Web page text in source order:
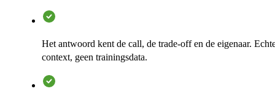
Het antwoord kent de call, de trade-off en de eigenaar.
context, geen trainingsdata.